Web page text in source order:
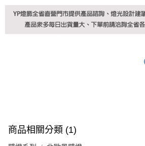
商品相關分類 (1)